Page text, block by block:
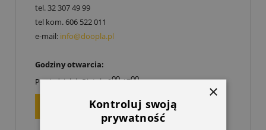
tel.32 307 49 99
tel kom.606 522 011
e-mail: info@doopla.pl
Godziny otwarcia:
Poniedziałek-Piątek: 900-1700
ZAPYTAJ O PRODUKT
×
Kontroluj swoją
prywatność